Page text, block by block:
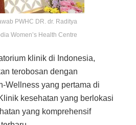
PWHC DR. dr. Raditya
Women’s Health Centre
klinik di Indonesia,
terobosan dengan
Wellness yang pertama di
kesehatan yang berlokasi
yang komprehensif